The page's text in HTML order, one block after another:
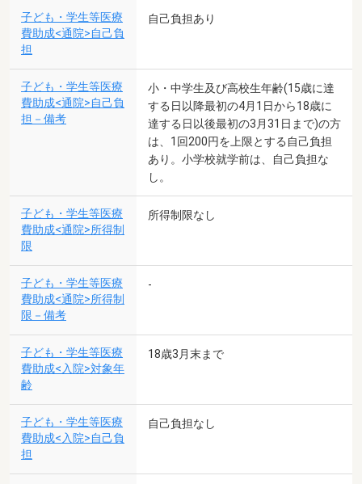
子ども・学生等医療
費助成<通院>自己負
担
自己負担あり
子ども・学生等医療
費助成<通院>自己負
担－備考
小・中学生及び高校生年齢(15歳に達
する日以降最初の4月1日から18歳に
達する日以後最初の3月31日まで)の方
は、1回200円を上限とする自己負担
あり。小学校就学前は、自己負担な
し。
子ども・学生等医療
費助成<通院>所得制
限
所得制限なし
子ども・学生等医療
費助成<通院>所得制
限－備考
-
子ども・学生等医療
費助成<入院>対象年
齢
18歳3月末まで
子ども・学生等医療
費助成<入院>自己負
担
自己負担なし